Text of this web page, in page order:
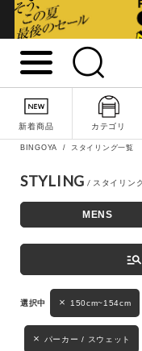
新着商品 カテゴリ
キーワード
性別
MENS
BINGOYA スタイリング一覧
STYLING
MENS
manage_search
150cm~154cm
パーカー / スウェット